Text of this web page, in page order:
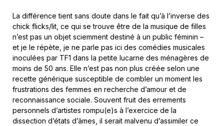
La différence tient sans doute dans le fait qu’à l’inverse des
chick flicks/lit, ce qui se trouve être de la musique de filles
n’est pas un objet sciemment destiné à un public féminin –
et je le répète, je ne parle pas ici des comédies musicales
inoculées par TF1 dans la petite lucarne des ménagères de
moins de 50 ans. Elle n’est pas non plus créée selon une
recette générique susceptible de combler un moment les
frustrations des femmes en recherche d’amour et de
reconnaissance sociale. Souvent fruit des errements
personnels d’artistes rompu(e)s à l’exercice de la
dissection d’états d’âmes, il serait malvenu d’assimiler ce